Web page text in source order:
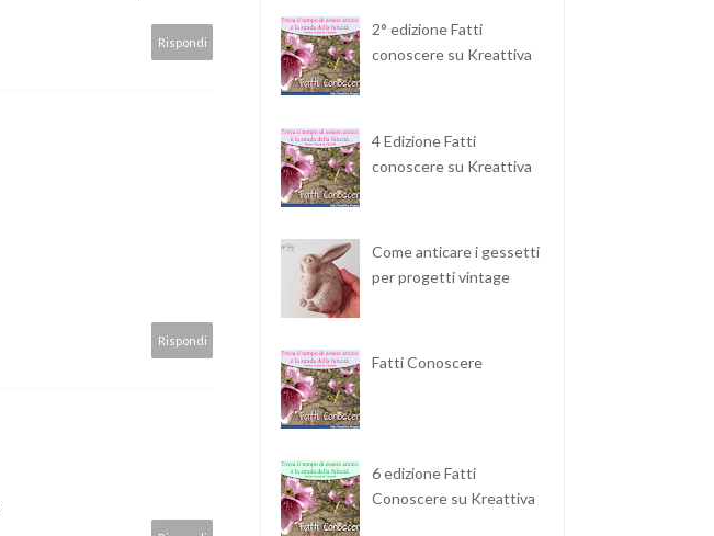
Rispondi
Rispondi
2° edizione Fatti
conoscere su Kreattiva
4 Edizione Fatti
conoscere su Kreattiva
Come anticare i gessetti
per progetti vintage
Fatti Conoscere
6 edizione Fatti
Conoscere su Kreattiva